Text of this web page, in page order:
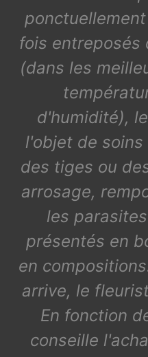
fois entreposés
(dans les
d'humidité),
l'objet de
des tiges ou
arrosage,
les
présentés en
en
arrive, le
En fonction
conseille